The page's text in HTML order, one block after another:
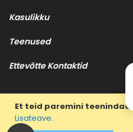
Et teid paremini
Lisateave.
Kasulikku
Teenused
Ettevõtte Kontaktid
Copyright © 2025 Taig